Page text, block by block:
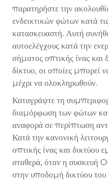
παρατηρήστε την
ενδεικτικών φώτων κατά
κατασκευαστή. Αυτή
αυτοελέγχους κατά την
σήματος οπτικής ίνας και
δίκτυο, οι οποίες μπορεί
μέχρι να ολοκληρωθούν.
Καταγράψτε τη
διαμόρφωση των φώτων
αναφορά σε περίπτωση
Κατά την κανονική
οπτικής ίνας και δικτύου
σταθερά, όταν η συσκευή
στην υποδομή δικτύου